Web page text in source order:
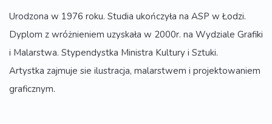
Urodzona w 1976 roku. Studia ukończyła na ASP w Łodzi.
Dyplom z wróżnieniem uzyskała w 2000r. na Wydziale Grafiki
i Malarstwa. Stypendystka Ministra Kultury i Sztuki.
Artystka zajmuje sie ilustracja, malarstwem i projektowaniem
graficznym.